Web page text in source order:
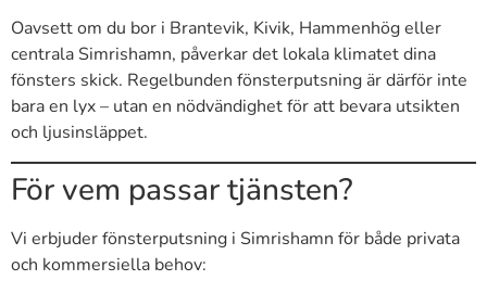
Oavsett om du bor i Brantevik, Kivik, Hammenhög eller
centrala Simrishamn, påverkar det lokala klimatet dina
fönsters skick. Regelbunden fönsterputsning är därför inte
bara en lyx – utan en nödvändighet för att bevara utsikten
och ljusinsläppet.
För vem passar tjänsten?
Vi erbjuder fönsterputsning i Simrishamn för både privata
och kommersiella behov: